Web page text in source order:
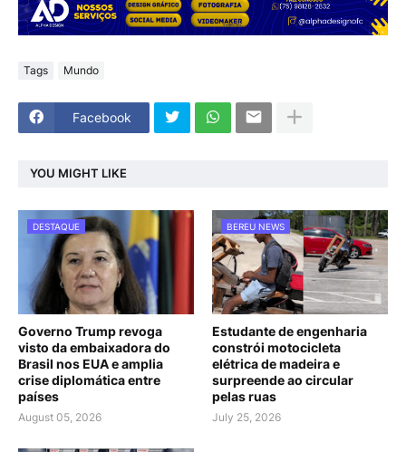
Tags Mundo
Facebook
YOU MIGHT LIKE
DESTAQUE
Governo Trump revoga
visto da embaixadora do
Brasil nos EUA e amplia
crise diplomática entre
países
August 05, 2026
BEREU NEWS
Estudante de engenharia
constrói motocicleta
elétrica de madeira e
surpreende ao circular
pelas ruas
July 25, 2026